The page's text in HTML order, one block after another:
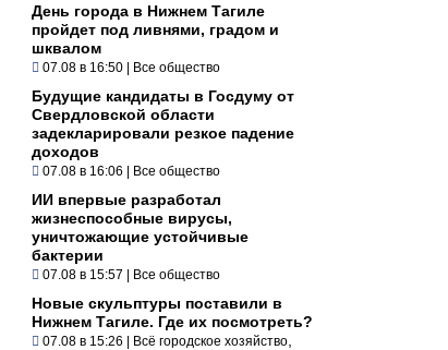
День города в Нижнем Тагиле
пройдет под ливнями, градом и
шквалом
07.08 в 16:50 | Все общество
Будущие кандидаты в Госдуму от
Свердловской области
задекларировали резкое падение
доходов
07.08 в 16:06 | Все общество
ИИ впервые разработал
жизнеспособные вирусы,
уничтожающие устойчивые
бактерии
07.08 в 15:57 | Все общество
Новые скульптуры поставили в
Нижнем Тагиле. Где их посмотреть?
07.08 в 15:26 | Всё городское хозяйство